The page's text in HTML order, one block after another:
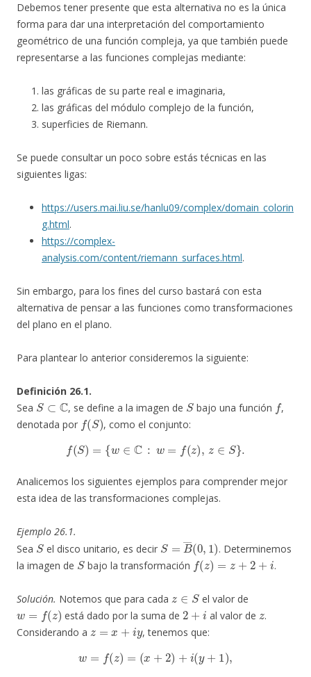
Debemos tener presente que esta alternativa no es la única
forma para dar una interpretación del comportamiento
geométrico de una función compleja, ya que también puede
representarse a las funciones complejas mediante:
las gráficas de su parte real e imaginaria,
las gráficas del módulo complejo de la función,
superficies de Riemann.
Se puede consultar un poco sobre estás técnicas en las
siguientes ligas:
https://users.mai.liu.se/hanlu09/complex/domain_colorin
g.html.
https://complex-
analysis.com/content/riemann_surfaces.html.
Sin embargo, para los fines del curso bastará con esta
alternativa de pensar a las funciones como transformaciones
del plano en el plano.
Para plantear lo anterior consideremos la siguiente:
Definición 26.1.
Sea
S⊂C
, se define a la imagen de
S
bajo una función
,
denotada por
f(S)
, como el conjunto:
S)={ w ∈ C: w= ),z∈ }
Analicemos los siguientes ejemplos para comprender mejor
esta idea de las transformaciones complejas.
Ejemplo 26.1.
Sea
S
el disco unitario, es decir
S= ― (0 )
. Determinemos
la imagen de
S
bajo la transformación
f(z )=z +2+i
.
Solución. Notemos que para cada el valor de
w=f(z)
está dado por la suma de
2 +i
al valor de .
Considerando a
z=x +iy
, tenemos que:
w=f( =(x + )+ y +1)